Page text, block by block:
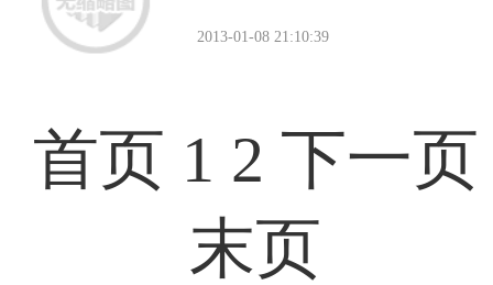
2013-01-08 21:10:39
首页 1 2 下一页
末页